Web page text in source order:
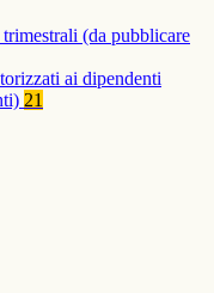
trimestrali (da pubblicare
ai dipendenti
21